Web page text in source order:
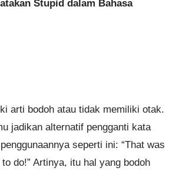
Stupid dalam Bahasa
arti bodoh atau tidak memiliki otak.
jadikan alternatif pengganti kata
seperti ini: “That was
do!” Artinya, itu hal yang bodoh